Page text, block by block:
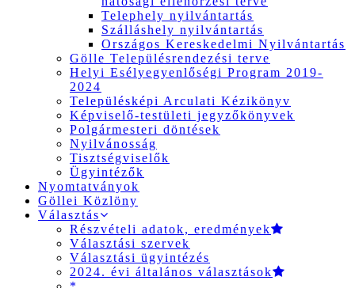
Telephely nyilvántartás
Szálláshely nyilvántartás
Országos Kereskedelmi Nyilvántartás
Gölle Településrendezési terve
Helyi Esélyegyenlőségi Program 2019-
2024
Településképi Arculati Kézikönyv
Képviselő-testületi jegyzőkönyvek
Polgármesteri döntések
Nyilvánosság
Tisztségviselők
Ügyintézők
Nyomtatványok
Göllei Közlöny
Választás
Részvételi adatok, eredmények
Választási szervek
Választási ügyintézés
2024. évi általános választások